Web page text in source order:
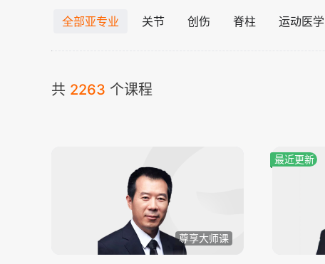
全部亚专业 关节 创伤 脊柱 运动医学
共 2263 个课程
尊享大师课
最近更新